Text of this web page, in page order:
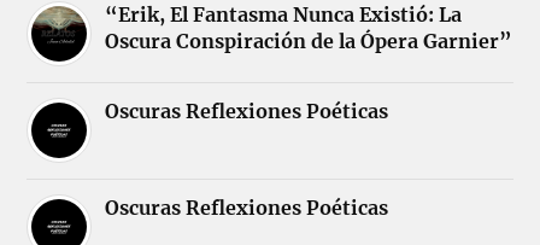
“Erik, El Fantasma Nunca Existió: La
Oscura Conspiración de la Ópera Garnier”
Oscuras Reflexiones Poéticas
Oscuras Reflexiones Poéticas